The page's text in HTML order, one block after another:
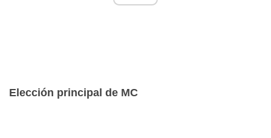
Elección principal de MC